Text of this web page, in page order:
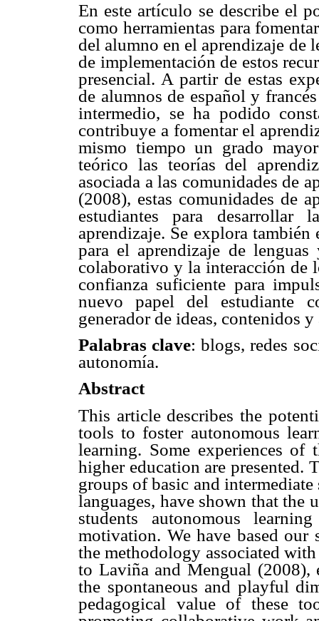
En este artículo se describe el
como herramientas para
del alumno en el aprendizaje de
de implementación de estos
presencial. A partir de estas
de alumnos de español y
intermedio, se ha podido
contribuye a fomentar el
mismo tiempo un grado
teórico las teorías del
asociada a las comunidades de
(2008), estas comunidades de
estudiantes para desarrollar
aprendizaje. Se explora
para el aprendizaje de
colaborativo y la interacción de
confianza suficiente para
nuevo papel del estudiante
generador de ideas, contenidos
Palabras clave: blogs, redes
autonomía.
Abstract
This article describes the
tools to foster autonomous
learning. Some experiences of
higher education are presented.
groups of basic and
languages, have shown that the
students autonomous
motivation. We have based
the methodology associated
to Laviña and Mengual (2008),
the spontaneous and playful
pedagogical value of these